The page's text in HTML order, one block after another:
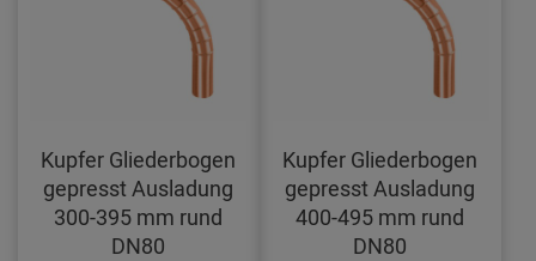
Kupfer Gliederbogen
gepresst Ausladung
300-395 mm rund
DN80
Kupfer Gliederbogen
gepresst Ausladung
400-495 mm rund
DN80